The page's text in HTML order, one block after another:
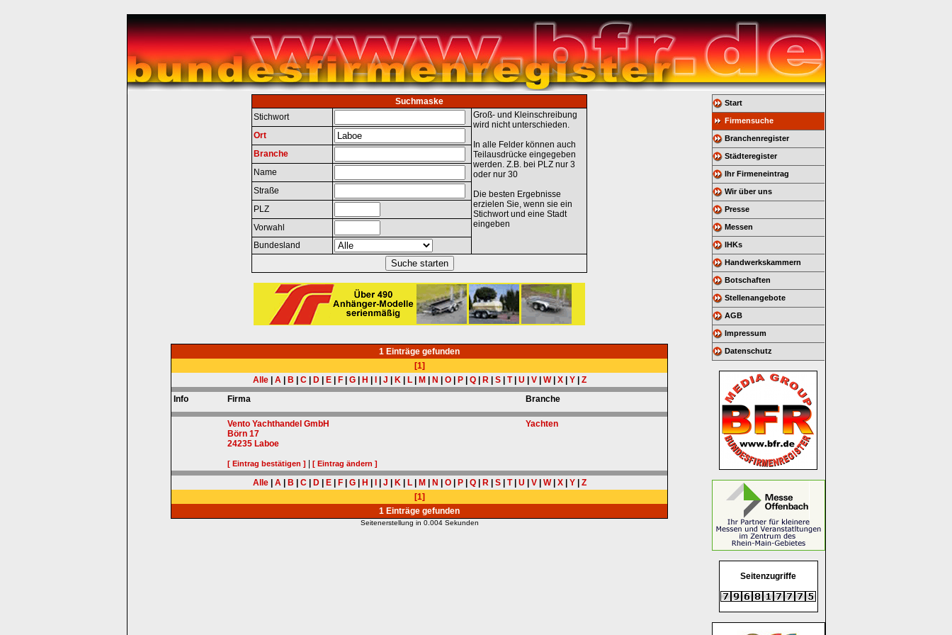
Suchmaske
Stichwort
Groß- und Kleinschreibung
wird nicht unterschieden.
In alle Felder können auch
Teilausdrücke eingegeben
werden. Z.B. bei PLZ nur 3
oder nur 30
Die besten Ergebnisse
erzielen Sie, wenn sie ein
Stichwort und eine Stadt
eingeben
Ort
Branche
Name
Straße
PLZ
Vorwahl
Bundesland
1 Einträge gefunden
[1]
Alle| A| B C| D| E| F| G| H J K| L| M N O| P| Q| R| S| T| U V| W| X| Y| Z
Info
Firma Branche
Vento Yachthandel GmbH
Börn 17
24235 Laboe
[ Eintrag bestätigen ] [ Eintrag ändern ]
Yachten
Alle| A| B C| D| E| F| G| H J K| L| M N O| P| Q| R| S| T| U V| W| X| Y| Z
[1]
1 Einträge gefunden
Seitenerstellung in 0.004 Sekunden
Start
Firmensuche
Branchenregister
Städteregister
Ihr Firmeneintrag
Wir über uns
Presse
Messen
IHKs
Handwerkskammern
Botschaften
Stellenangebote
AGB
Impressum
Datenschutz
Seitenzugriffe